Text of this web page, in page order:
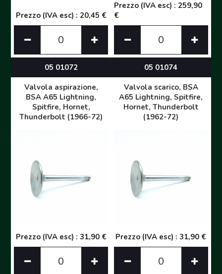
Prezzo (IVA esc) : 20,45 €
Prezzo (IVA esc) : 259,90
€
05 01072
Valvola aspirazione,
BSA A65 Lightning,
Spitfire, Hornet,
Thunderbolt (1966-72)
Prezzo (IVA esc) : 31,90 €
05 01074
Valvola scarico, BSA
A65 Lightning, Spitfire,
Hornet, Thunderbolt
(1962-72)
Prezzo (IVA esc) : 31,90 €